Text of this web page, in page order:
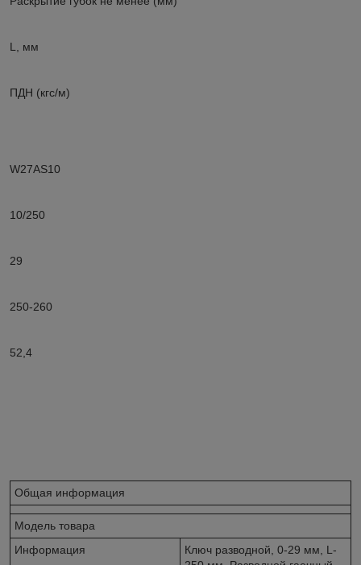
L, мм
ПДН (кгс/м)
W27AS10
10/250
29
250-260
52,4
Общая информация
Модель товара
Информация
Ключ разводной, 0-29 мм, L-